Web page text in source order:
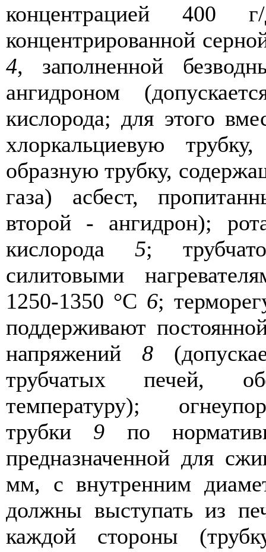
концентрацией 400
концентрированной
4, заполненной
ангидроном
кислорода; для этого
хлоркальциевую
образную трубку,
газа) асбест,
второй - ангидрон);
кислорода 5;
силитовыми
1250-1350 °С 6;
поддерживают
напряжений 8
трубчатых печей,
температуру);
трубки 9 по
предназначенной для
мм, с внутренним
должны выступать из
каждой стороны